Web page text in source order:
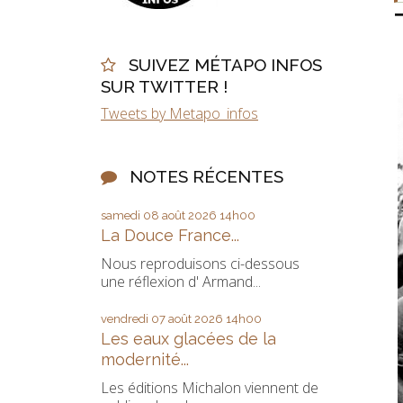
SUIVEZ MÉTAPO INFOS
SUR TWITTER !
Tweets by Metapo_infos
NOTES RÉCENTES
samedi 08 août 2026 14h00
La Douce France...
Nous reproduisons ci-dessous
une réflexion d' Armand...
vendredi 07 août 2026 14h00
Les eaux glacées de la
modernité...
Les éditions Michalon viennent de